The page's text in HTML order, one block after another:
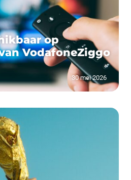
op
VodafoneZiggo
30 mei 2026